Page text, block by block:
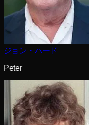
ジョン・ハード
Peter